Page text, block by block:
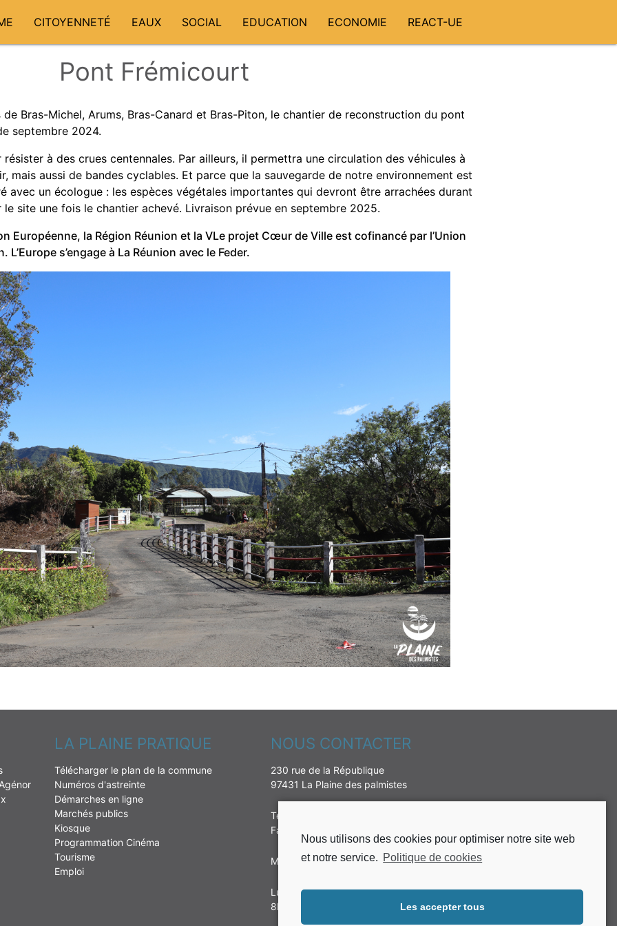
Nous utilisons des cookies pour optimiser notre site web
et notre service. Politique de cookies
Les accepter tous
CITOYENNETÉ EAUX SOCIAL EDUCATION ECONOMIE REACT-UE
Pont Frémicourt
Bras-Michel, Arums, Bras-Canard et Bras-Piton, le chantier de reconstruction du pont
septembre 2024.
à des crues centennales. Par ailleurs, il permettra une circulation des véhicules à
mais aussi de bandes cyclables. Et parce que la sauvegarde de notre environnement est
avec un écologue : les espèces végétales importantes qui devront être arrachées durant
site une fois le chantier achevé. Livraison prévue en septembre 2025.
Européenne, la Région Réunion et la VLe projet Cœur de Ville est cofinancé par l’Union
s’engage à La Réunion avec le Feder.
LA PLAINE PRATIQUE
Télécharger le plan de la commune
Numéros d'astreinte
Démarches en ligne
Marchés publics
Kiosque
Programmation Cinéma
Tourisme
Emploi
NOUS CONTACTER
230 rue de la République
97431 La Plaine des palmistes
Tél : 02 62 51 49 10
Fax: 02 62 51 37 65
Mail: mairie@plaine-des-palmistes.fr
Lundi, mardi, mercredi et jeudi de :
8h00 à 16h30